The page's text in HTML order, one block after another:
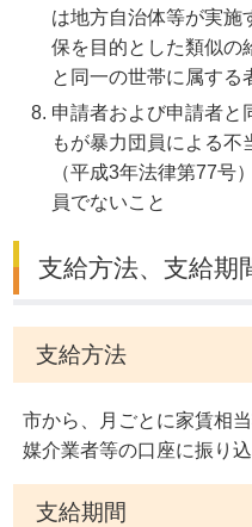
は地方自治体等が実施
保を目的とした類似の
と同一の世帯に属する
申請者および申請者と
もが暴力団員による
（平成3年法律第77号
員でないこと
支給方法、支給期
支給方法
市から、月ごとに家賃相
媒介業者等の口座に振り
支給期間